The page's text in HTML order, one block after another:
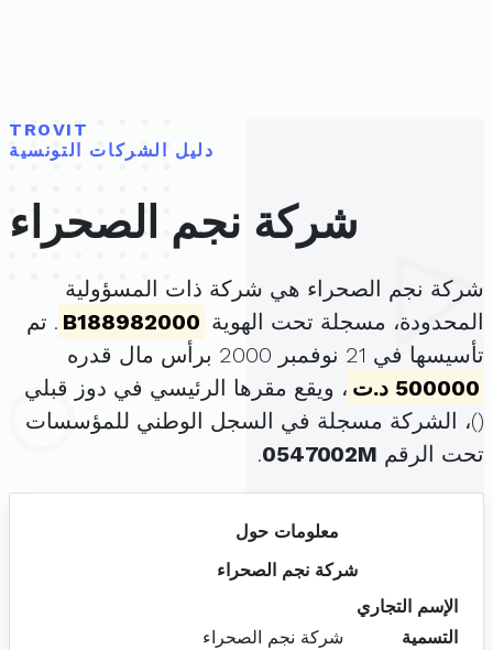
TROVIT
دليل الشركات التونسية
شركة نجم الصحراء
شركة نجم الصحراء هي شركة ذات المسؤولية
المحدودة، مسجلة تحت الهوية B188982000 . تم
تأسيسها في 21 نوفمبر 2000 برأس مال قدره
500000 د.ت
، ويقع مقرها الرئيسي في دوز قبلي
()، الشركة مسجلة في السجل الوطني للمؤسسات
تحت الرقم 0547002M
.
معلومات حول
شركة نجم الصحراء
الإسم التجاري
التسمية
شركة نجم الصحراء